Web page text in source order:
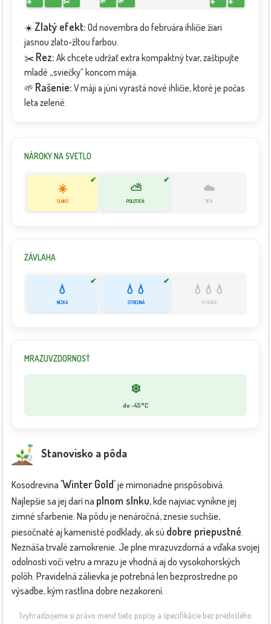
☀️Zlatý efekt: Od novembra do februára ihličie žiari
jasnou zlato-žltou farbou.
✂️ Rez: Ak chcete udržať extra kompaktný tvar, zaštipujte
mladé „sviečky“ koncom mája.
🌱 Rašenie: V máji a júni vyrastá nové ihličie, ktoré je počas
leta zelené.
NÁROKY NA SVETLO
✔
☀️
SLNKO
✔
⛅
POLOTIEŇ
☁️
TIEŇ
ZÁVLAHA
✔
💧
NÍZKA
✔
💧💧
STREDNÁ
💧💧💧
VYSOKÁ
MRAZUVZDORNOSŤ
❄️
do -45°C
Stanovisko a pôda
Kosodrevina ´Winter Gold´je mimoriadne prispôsobivá.
Najlepšie sa jej darí na plnom slnku, kde najviac vynikne jej
zimné sfarbenie. Na pôdu je nenáročná, znesie suchšie,
piesočnaté aj kamenisté podklady, ak sú dobre priepustné.
Neznáša trvalé zamokrenie. Je plne mrazuvzdorná a vďaka svojej
odolnosti voči vetru a mrazu je vhodná aj do vysokohorských
polôh. Pravidelná zálievka je potrebná len bezprostredne po
výsadbe, kým rastlina dobre nezakorení.
(vyhradzujeme si právo meniť tieto popisy a špecifikácie bez predošlého